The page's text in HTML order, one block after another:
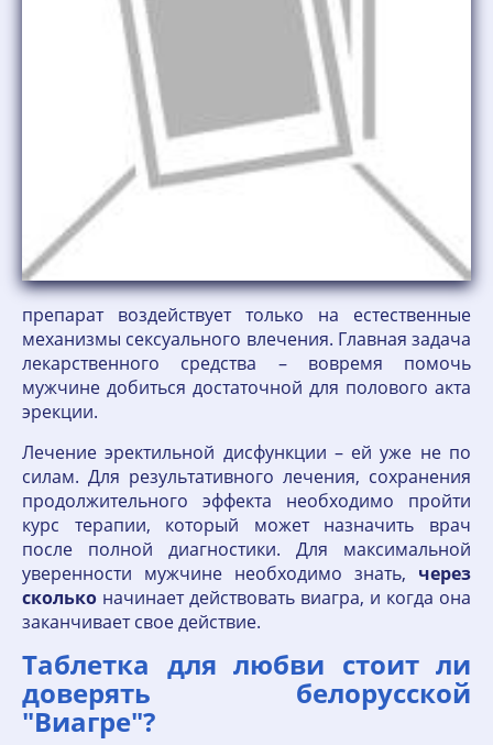
препарат воздействует только на естественные
механизмы сексуального влечения. Главная задача
лекарственного средства – вовремя помочь
мужчине добиться достаточной для полового акта
эрекции.
Лечение эректильной дисфункции – ей уже не по
силам. Для результативного лечения, сохранения
продолжительного эффекта необходимо пройти
курс терапии, который может назначить врач
после полной диагностики. Для максимальной
уверенности мужчине необходимо знать, через
сколько начинает действовать виагра, и когда она
заканчивает свое действие.
Таблетка для любви стоит ли
доверять белорусской
"Виагре"?